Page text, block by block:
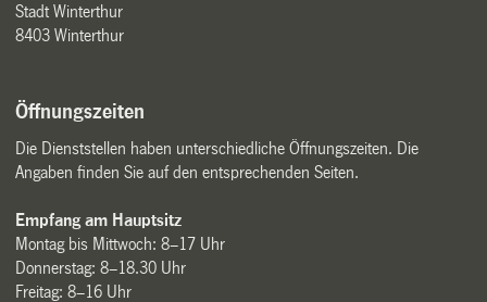
Stadt Winterthur
8403 Winterthur
Öffnungszeiten
Die Dienststellen haben unterschiedliche Öffnungszeiten. Die
Angaben finden Sie auf den entsprechenden Seiten.
Empfang am Hauptsitz
Montag bis Mittwoch: 8–17 Uhr
Donnerstag: 8–18.30 Uhr
Freitag: 8–16 Uhr